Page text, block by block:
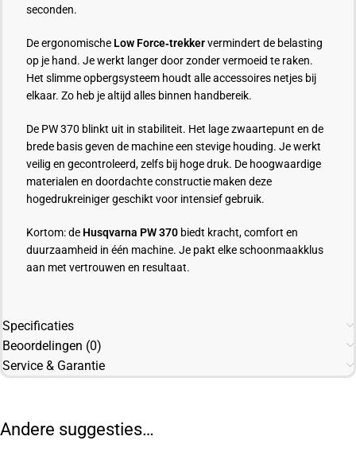
seconden.
De ergonomische Low Force‑trekkervermindert de belasting
op je hand. Je werkt langer door zonder vermoeid te raken.
Het slimme opbergsysteem houdt alle accessoires netjes bij
elkaar. Zo heb je altijd alles binnen handbereik.
De PW 370 blinkt uit in stabiliteit. Het lage zwaartepunt en de
brede basis geven de machine een stevige houding. Je werkt
veilig en gecontroleerd, zelfs bij hoge druk. De hoogwaardige
materialen en doordachte constructie maken deze
hogedrukreiniger geschikt voor intensief gebruik.
Kortom: de Husqvarna PW 370 biedt kracht, comfort en
duurzaamheid in één machine. Je pakt elke schoonmaakklus
aan met vertrouwen en resultaat.
Specificaties
Beoordelingen (0)
Service & Garantie
Andere suggesties…